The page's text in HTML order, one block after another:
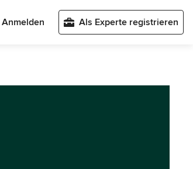
Anmelden Als Experte registrieren